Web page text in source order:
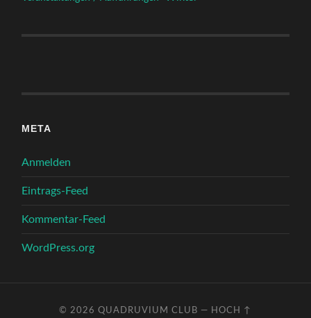
META
Anmelden
Eintrags-Feed
Kommentar-Feed
WordPress.org
© 2026QUADRUVIUM CLUB — HOCH ↑